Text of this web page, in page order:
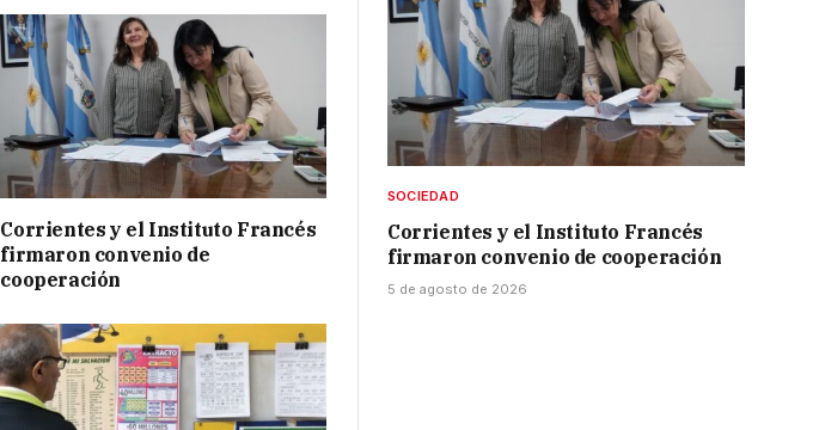
Corrientes y el Instituto Francés
firmaron convenio de
cooperación
SOCIEDAD
Corrientes y el Instituto Francés
firmaron convenio de cooperación
5 de agosto de 2026